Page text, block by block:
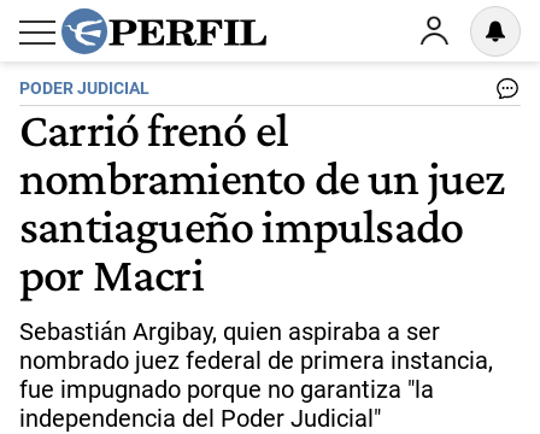
PODER JUDICIAL
Carrió frenó el
nombramiento de un juez
santiagueño impulsado
por Macri
Sebastián Argibay, quien aspiraba a ser
nombrado juez federal de primera instancia,
fue impugnado porque no garantiza "la
independencia del Poder Judicial"